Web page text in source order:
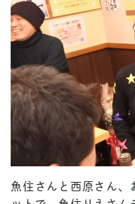
魚住さんと西原さん、